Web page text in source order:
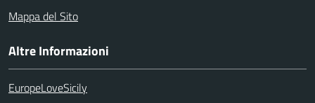
Mappa del Sito
Altre Informazioni
EuropeLoveSicily